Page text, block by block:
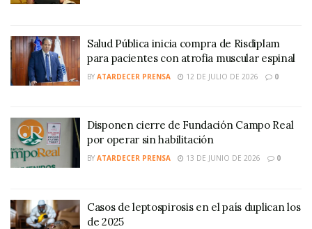
Salud Pública inicia compra de Risdiplam
para pacientes con atrofia muscular espinal
BY ATARDECER PRENSA 12 DE JULIO DE 2026 0
Disponen cierre de Fundación Campo Real
por operar sin habilitación
BY ATARDECER PRENSA 13 DE JUNIO DE 2026 0
Casos de leptospirosis en el país duplican los
de 2025